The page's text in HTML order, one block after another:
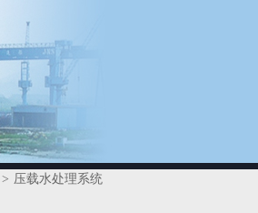
> 压载水处理系统